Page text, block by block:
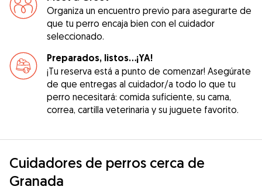
Organiza un encuentro previo para asegurarte de
que tu perro encaja bien con el cuidador
seleccionado.
Preparados, listos...¡YA!
¡Tu reserva está a punto de comenzar! Asegúrate
de que entregas al cuidador/a todo lo que tu
perro necesitará: comida suficiente, su cama,
correa, cartilla veterinaria y su juguete favorito.
Cuidadores de perros cerca de
Granada